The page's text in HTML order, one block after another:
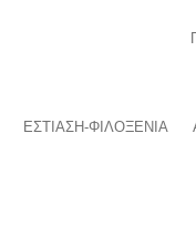
ΕΣΤΙΑΣΗ-ΦΙΛΟΞΕΝΙΑ